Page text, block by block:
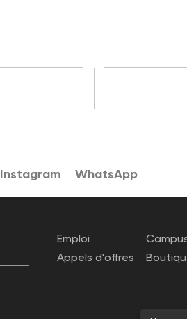
Instagram WhatsApp
Emploi
Appels d'offres